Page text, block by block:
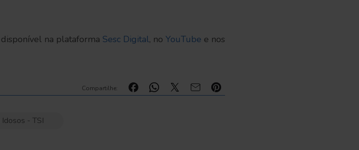
na plataforma Sesc Digital, no YouTube e nos
Compartilhe:
Idosos - TSI